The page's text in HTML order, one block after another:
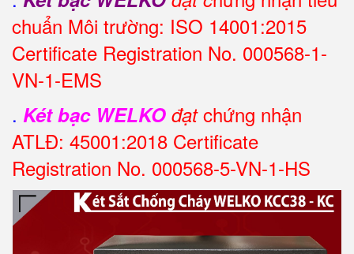
chuẩn Môi trường: ISO 14001:2015
Certificate Registration No. 000568-1-
VN-1-EMS
. Két bạc WELKO đạtchứng nhận
ATLĐ: 45001:2018 Certificate
Registration No. 000568-5-VN-1-HS